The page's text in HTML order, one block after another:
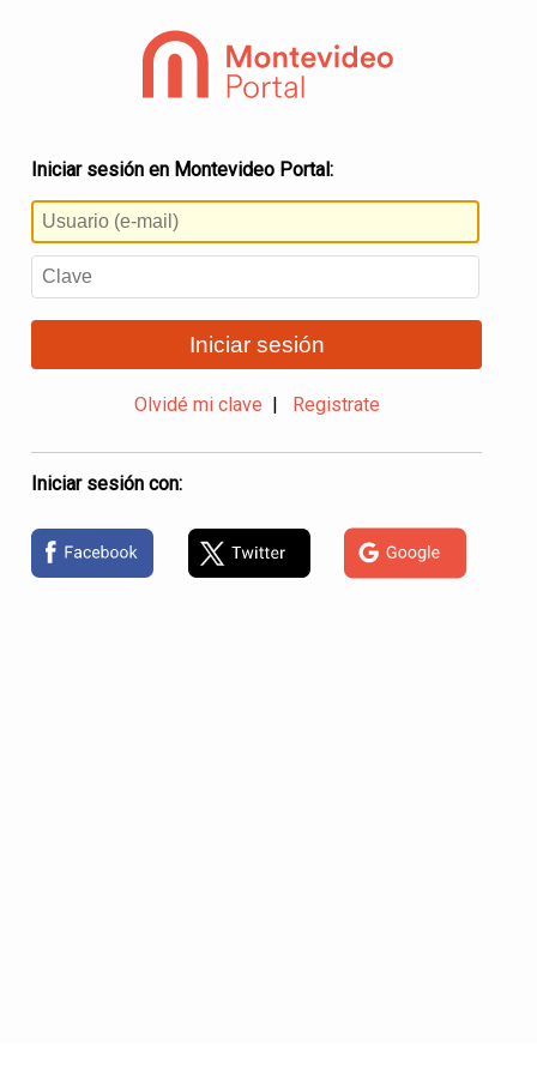
Iniciar sesión en Montevideo Portal:
Iniciar sesión
Olvidé mi clave Registrate
Iniciar sesión con: